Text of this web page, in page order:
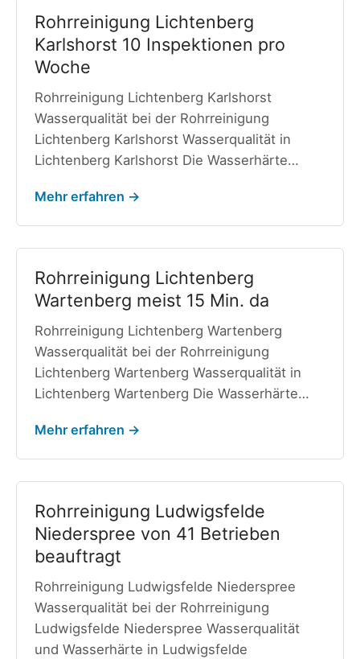
Rohrreinigung Lichtenberg
Karlshorst 10 Inspektionen pro
Woche
Rohrreinigung Lichtenberg Karlshorst
Wasserqualität bei der Rohrreinigung
Lichtenberg Karlshorst Wasserqualität in
Lichtenberg Karlshorst Die Wasserhärte…
Mehr erfahren →
Rohrreinigung Lichtenberg
Wartenberg meist 15 Min. da
Rohrreinigung Lichtenberg Wartenberg
Wasserqualität bei der Rohrreinigung
Lichtenberg Wartenberg Wasserqualität in
Lichtenberg Wartenberg Die Wasserhärte…
Mehr erfahren →
Rohrreinigung Ludwigsfelde
Niederspree von 41 Betrieben
beauftragt
Rohrreinigung Ludwigsfelde Niederspree
Wasserqualität bei der Rohrreinigung
Ludwigsfelde Niederspree Wasserqualität
und Wasserhärte in Ludwigsfelde